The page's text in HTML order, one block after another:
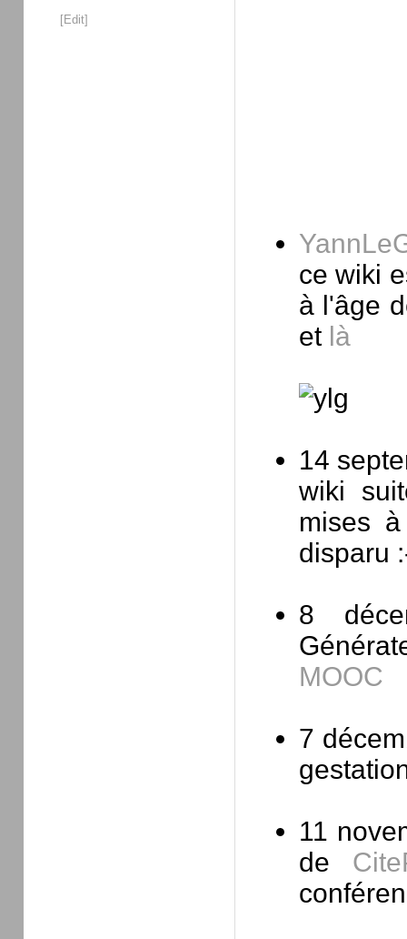
[Edit]
ce wiki
à l'âge
et là
14
wiki
mises
disparu
8
MOOC
7
11
de